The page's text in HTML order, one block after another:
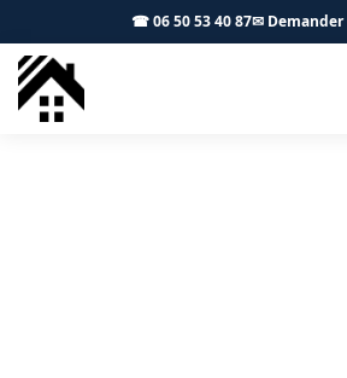
☎ 06 50 53 40 87✉